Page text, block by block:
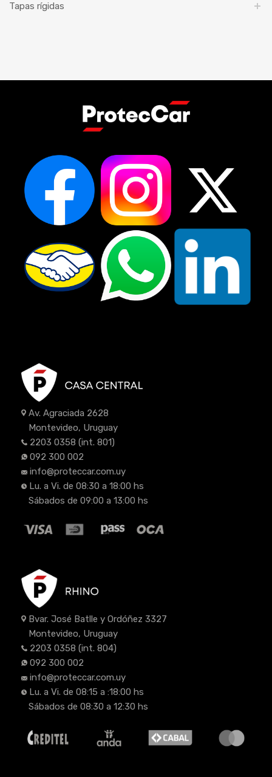
Tapas rígidas
Av. Agraciada 2628
Montevideo, Uruguay
2203 0358 (int. 801)
092 300 002
info@proteccar.com.uy
Lu. a Vi. de 08:30 a 18:00 hs
Sábados de 09:00 a 13:00 hs
Bvar. José Batlle y Ordóñez 3327
Montevideo, Uruguay
2203 0358 (int. 804)
092 300 002
info@proteccar.com.uy
Lu. a Vi. de 08:15 a :18:00 hs
Sábados de 08:30 a 12:30 hs